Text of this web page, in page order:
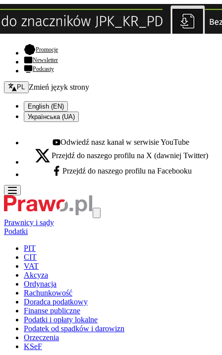
Promocje- otwiera się w nowej karcie
Newsletter
Podcasty
Zmień język - bieżący:
PL Zmień język strony
English (EN)
Українська (UA)
Youtube - otwiera się w nowej karcie
Odwiedź nasz kanał w serwisie YouTube
X - otwiera się w nowej karcie
Przejdź do naszego profilu na X (dawniej Twitter)
Facebook - otwiera się w nowej karcie
Przejdź do naszego profilu na Facebooku
Prawnicy i sądy
Podatki
PIT
CIT
VAT
Akcyza
Ordynacja
Rachunkowość
Doradca podatkowy
Finanse publiczne
Podatki i opłaty lokalne
Podatek od spadków i darowizn
Orzeczenia
KSeF